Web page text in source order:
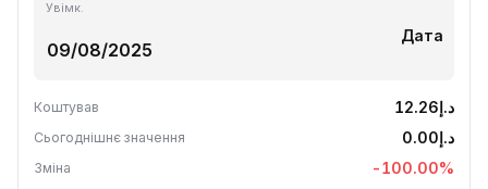
Увімк.
Дата
Коштував د.إ12.26
Сьогоднішнє значення د.إ0.00
Зміна -100.00%